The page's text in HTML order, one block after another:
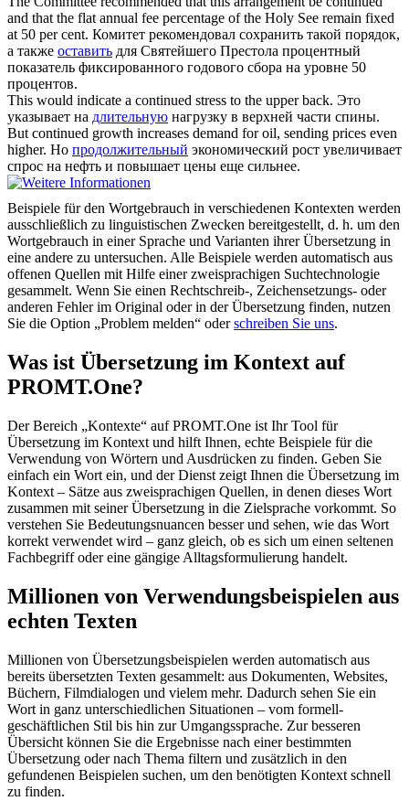
and that the flat annual fee percentage of the Holy See remain fixed
at 50 per cent. Комитет рекомендовал сохранить такой порядок,
а также оставить для Святейшего Престола процентный
показатель фиксированного годового сбора на уровне 50
процентов.
This would indicate a continued stress to the upper back. Это
указывает на длительную нагрузку в верхней части спины.
Butcontinued growth increases demand for oil, sending prices even
higher. Но продолжительный экономический рост увеличивает
спрос на нефть и повышает цены еще сильнее.
Beispiele für den Wortgebrauch in verschiedenen Kontexten werden
ausschließlich zu linguistischen Zwecken bereitgestellt, d. h. um den
Wortgebrauch in einer Sprache und Varianten ihrer Übersetzung in
eine andere zu untersuchen. Alle Beispiele werden automatisch aus
offenen Quellen mit Hilfe einer zweisprachigen Suchtechnologie
gesammelt. Wenn Sie einen Rechtschreib-, Zeichensetzungs- oder
anderen Fehler im Original oder in der Übersetzung finden, nutzen
Sie die Option „Problem melden“ oderschreiben Sie uns.
Was ist Übersetzung im Kontext auf
PROMT.One?
Der Bereich „Kontexte“ auf PROMT.One ist Ihr Tool für
Übersetzung im Kontext und hilft Ihnen, echte Beispiele für die
Verwendung von Wörtern und Ausdrücken zu finden. Geben Sie
einfach ein Wort ein, und der Dienst zeigt Ihnen die Übersetzung im
Kontext – Sätze aus zweisprachigen Quellen, in denen dieses Wort
zusammen mit seiner Übersetzung in die Zielsprache vorkommt. So
verstehen Sie Bedeutungsnuancen besser und sehen, wie das Wort
korrekt verwendet wird – ganz gleich, ob es sich um einen seltenen
Fachbegriff oder eine gängige Alltagsformulierung handelt.
Millionen von Verwendungsbeispielen aus
echten Texten
Millionen von Übersetzungsbeispielen werden automatisch aus
bereits übersetzten Texten gesammelt: aus Dokumenten, Websites,
Büchern, Filmdialogen und vielem mehr. Dadurch sehen Sie ein
Wort in ganz unterschiedlichen Situationen – vom formell-
geschäftlichen Stil bis hin zur Umgangssprache. Zur besseren
Übersicht können Sie die Ergebnisse nach einer bestimmten
Übersetzung oder nach Thema filtern und zusätzlich in den
gefundenen Beispielen suchen, um den benötigten Kontext schnell
zu finden.